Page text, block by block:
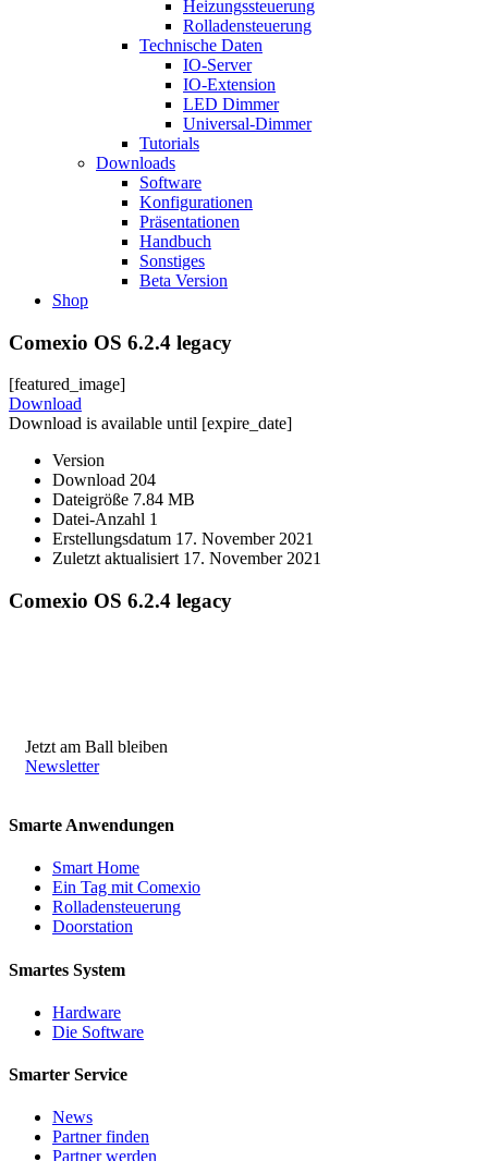
Heizungssteuerung
Rolladensteuerung
Technische Daten
IO-Server
IO-Extension
LED Dimmer
Universal-Dimmer
Tutorials
Downloads
Software
Konfigurationen
Präsentationen
Handbuch
Sonstiges
Beta Version
Shop
Comexio OS 6.2.4 legacy
[featured_image]
Download
Download is available until [expire_date]
Version
Download 204
Dateigröße 7.84 MB
Datei-Anzahl 1
Erstellungsdatum 17. November 2021
Zuletzt aktualisiert 17. November 2021
Comexio OS 6.2.4 legacy
Jetzt am Ball bleiben
Newsletter
Smarte Anwendungen
Smart Home
Ein Tag mit Comexio
Rolladensteuerung
Doorstation
Smartes System
Hardware
Die Software
Smarter Service
News
Partner finden
Partner werden